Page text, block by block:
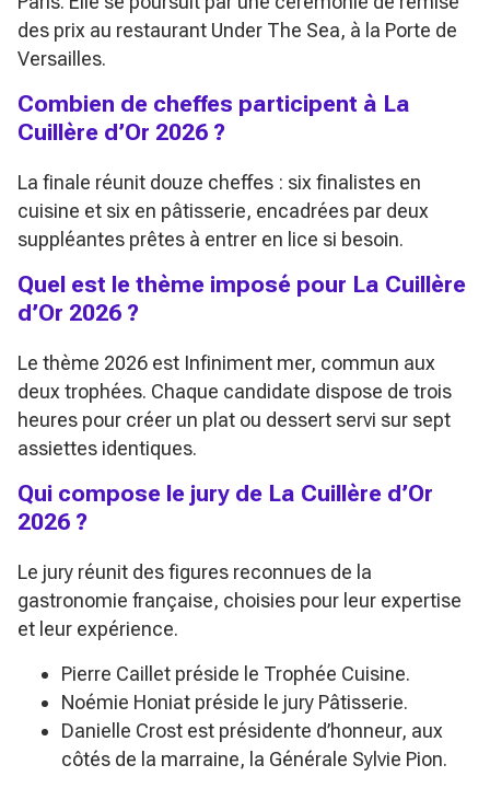
des prix au restaurant Under The Sea, à la Porte de
Versailles.
Combien de cheffes participent à La
Cuillère d’Or 2026 ?
La finale réunit douze cheffes : six finalistes en
cuisine et six en pâtisserie, encadrées par deux
suppléantes prêtes à entrer en lice si besoin.
Quel est le thème imposé pour La Cuillère
d’Or 2026 ?
Le thème 2026 est Infiniment mer, commun aux
deux trophées. Chaque candidate dispose de trois
heures pour créer un plat ou dessert servi sur sept
assiettes identiques.
Qui compose le jury de La Cuillère d’Or
2026 ?
Le jury réunit des figures reconnues de la
gastronomie française, choisies pour leur expertise
et leur expérience.
Pierre Caillet préside le Trophée Cuisine.
Noémie Honiat préside le jury Pâtisserie.
Danielle Crost est présidente d’honneur, aux
côtés de la marraine, la Générale Sylvie Pion.